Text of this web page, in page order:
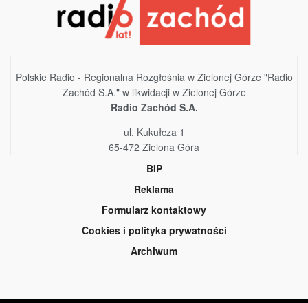
Polskie Radio - Regionalna Rozgłośnia w Zielonej Górze "Radio
Zachód S.A." w likwidacji w Zielonej Górze
Radio Zachód S.A.
ul. Kukułcza 1
65-472 Zielona Góra
BIP
Reklama
Formularz kontaktowy
Cookies i polityka prywatności
Archiwum